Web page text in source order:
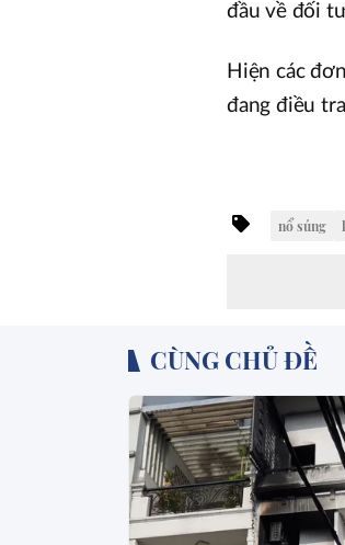
đầu về đối
Hiện các
đang điều
nổ súng
CÙNG CHỦ ĐỀ